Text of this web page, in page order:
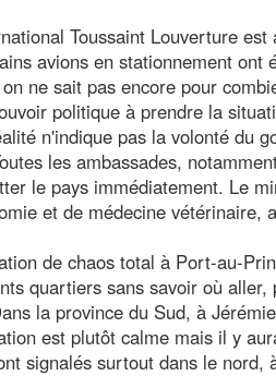
Toussaint Louverture
avions en stationnement
ne sait pas encore pour
politique à prendre la
n'indique pas la volonté du
les ambassades,
le pays immédiatement. Le
et de médecine vétérinaire,
de chaos total à Port-au-
quartiers sans savoir où
la province du Sud, à
est plutôt calme mais il y
signalés surtout dans le